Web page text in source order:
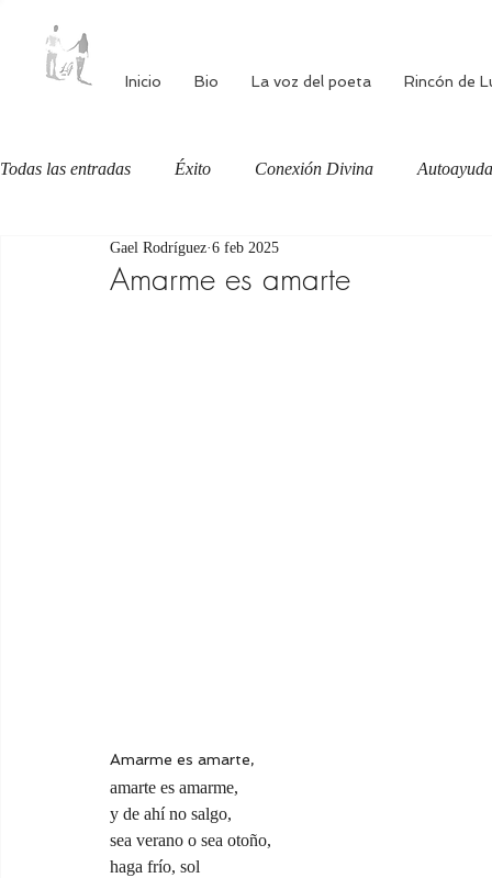
Inicio Bio La voz del poeta Rincón de
Todas las entradas Éxito Conexión Divina Autoayuda
Autoestima Alimentación consciente
Amarme es amarte
Gael Rodríguez 6 feb 2025
Amarme es amarte,
amarte es amarme,
y de ahí no salgo,
sea verano o sea otoño,
haga frío, sol